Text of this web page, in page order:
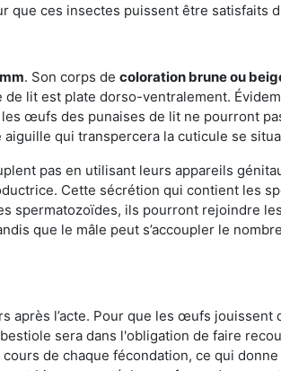
que ces insectes puissent être satisfaits
. Son corps de coloration brune ou
lit est plate dorso-ventralement.
œufs des punaises de lit ne pourront
qui transpercera la cuticule se
pas en utilisant leurs appareils
Cette sécrétion qui contient les
spermatozoïdes, ils pourront rejoindre
que le mâle peut s’accoupler le
après l’acte. Pour que les œufs
sera dans l'obligation de faire
de chaque fécondation, ce qui